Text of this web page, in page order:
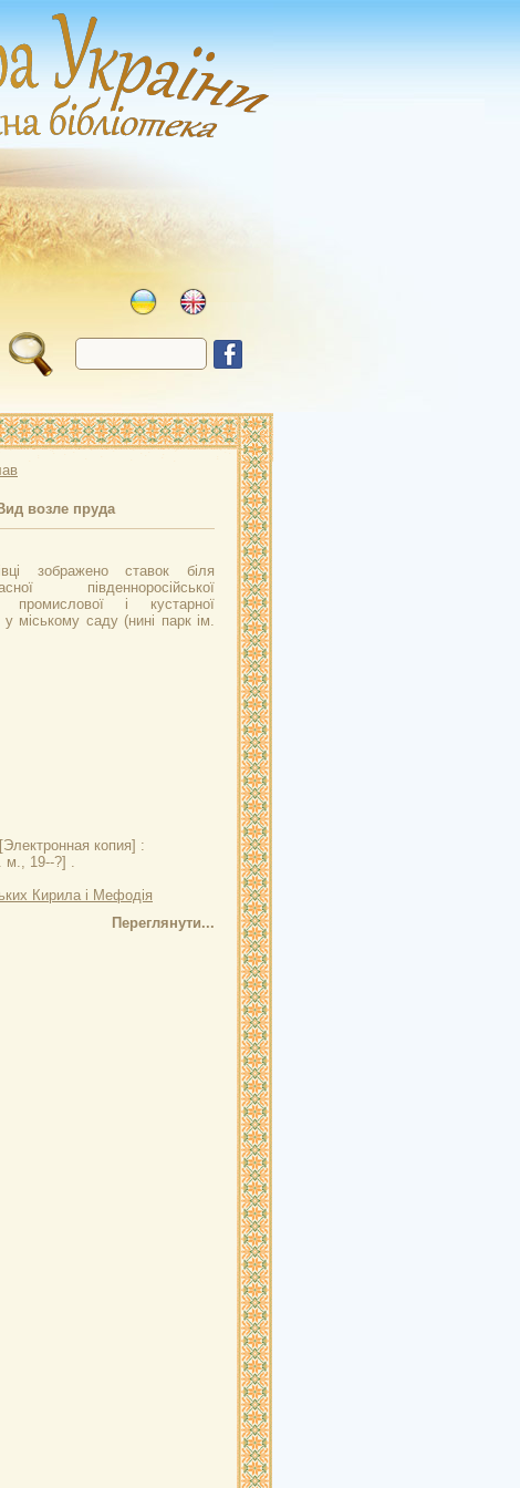
возле пруда
зображено ставок біля
південноросійської
промислової і кустарної
у міському саду (нині парк ім.
[Электронная копия] :
м., 19--?] .
Кирила і Мефодія
Переглянути...